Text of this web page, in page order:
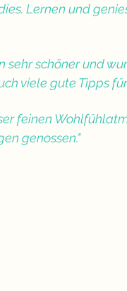
Lernen und
sehr schöner und
viele gute Tipps
feinen
genossen."